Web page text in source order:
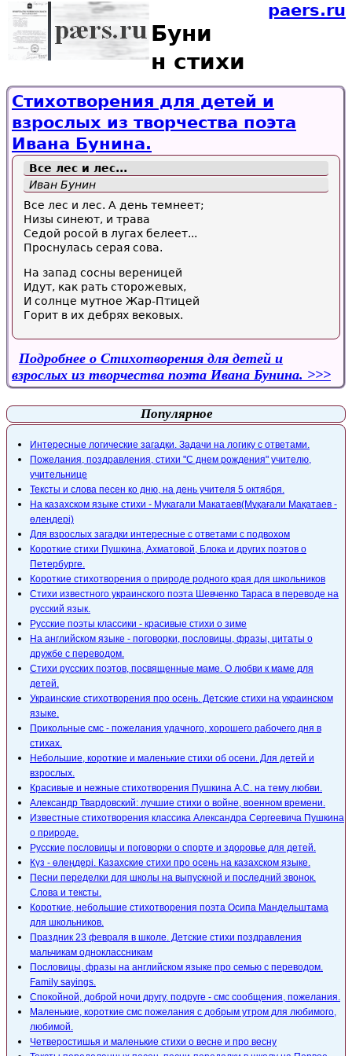
paers.ru
Буни
н стихи
Стихотворения для детей и
взрослых из творчества поэта
Ивана Бунина.
Все лес и лес...
Иван Бунин
Все лес и лес. А день темнеет;
Низы синеют, и трава
Седой росой в лугах белеет...
Проснулась серая сова.
На запад сосны вереницей
Идут, как рать сторожевых,
И солнце мутное Жар-Птицей
Горит в их дебрях вековых.
Подробнее о Стихотворения для детей и
взрослых из творчества поэта Ивана Бунина.
Популярное
Интересные логические загадки. Задачи на логику с ответами.
Пожелания, поздравления, стихи "С днем рождения" учителю,
учительнице
Тексты и слова песен ко дню, на день учителя 5 октября.
На казахском языке стихи - Мукагали Макатаев(Мұқағали Мақатаев -
өлеңдері)
Для взрослых загадки интересные с ответами с подвохом
Короткие стихи Пушкина, Ахматовой, Блока и других поэтов о
Петербурге.
Короткие стихотворения о природе родного края для школьников
Стихи известного украинского поэта Шевченко Тараса в переводе на
русский язык.
Русские поэты классики - красивые стихи о зиме
На английском языке - поговорки, пословицы, фразы, цитаты о
дружбе с переводом.
Стихи русских поэтов, посвященные маме. О любви к маме для
детей.
Украинские стихотворения про осень. Детские стихи на украинском
языке.
Прикольные смс - пожелания удачного, хорошего рабочего дня в
стихах.
Небольшие, короткие и маленькие стихи об осени. Для детей и
взрослых.
Красивые и нежные стихотворения Пушкина А.С. на тему любви.
Александр Твардовский: лучшие стихи о войне, военном времени.
Известные стихотворения классика Александра Сергеевича Пушкина
о природе.
Русские пословицы и поговорки о спорте и здоровье для детей.
Күз - өлеңдері. Казахские стихи про осень на казахском языке.
Песни переделки для школы на выпускной и последний звонок.
Слова и тексты.
Короткие, небольшие стихотворения поэта Осипа Мандельштама
для школьников.
Праздник 23 февраля в школе. Детские стихи поздравления
мальчикам одноклассникам
Пословицы, фразы на английском языке про семью с переводом.
Family sayings.
Спокойной, доброй ночи другу, подруге - смс сообщения, пожелания.
Маленькие, короткие смс пожелания с добрым утром для любимого,
любимой.
Четверостишья и маленькие стихи о весне и про весну